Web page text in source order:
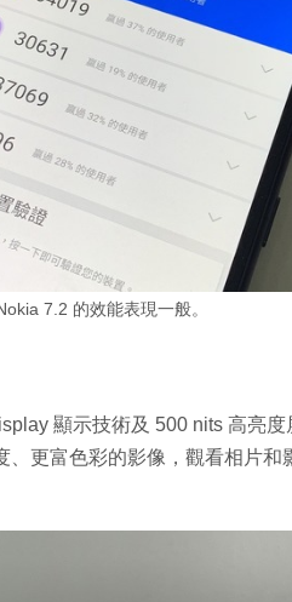
7.2 的效能表現一般。
顯示技術及 500 nits 高亮
、更富色彩的影像，觀看相片